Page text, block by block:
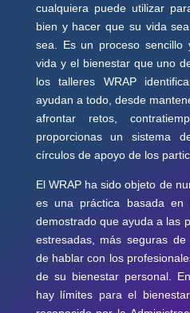
cualquiera puede utilizar
bien y hacer que su vida
sea. Es un proceso
vida y el bienestar que uno
los talleres WRAP
ayudan a todo, desde
afrontar retos,
proporcionasun sistema
círculos de apoyo de los
El WRAP ha sido objeto de
es una práctica basada en
demostrado que ayuda a las
estresadas, más seguras
de hablar con los
de su bienestar personal.
hay límites para el